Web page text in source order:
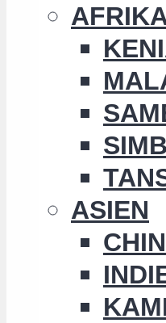
ASIEN